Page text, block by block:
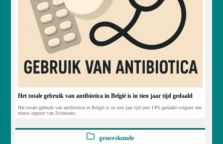
Het totale gebruik van antibiotica in België is in tien jaar tijd gedaald
Het totale gebruik van antibiotica in België is in tien jaar tijd met 14% gedaald volgens een
nieuw rapport van Sciensano.
geneeskunde